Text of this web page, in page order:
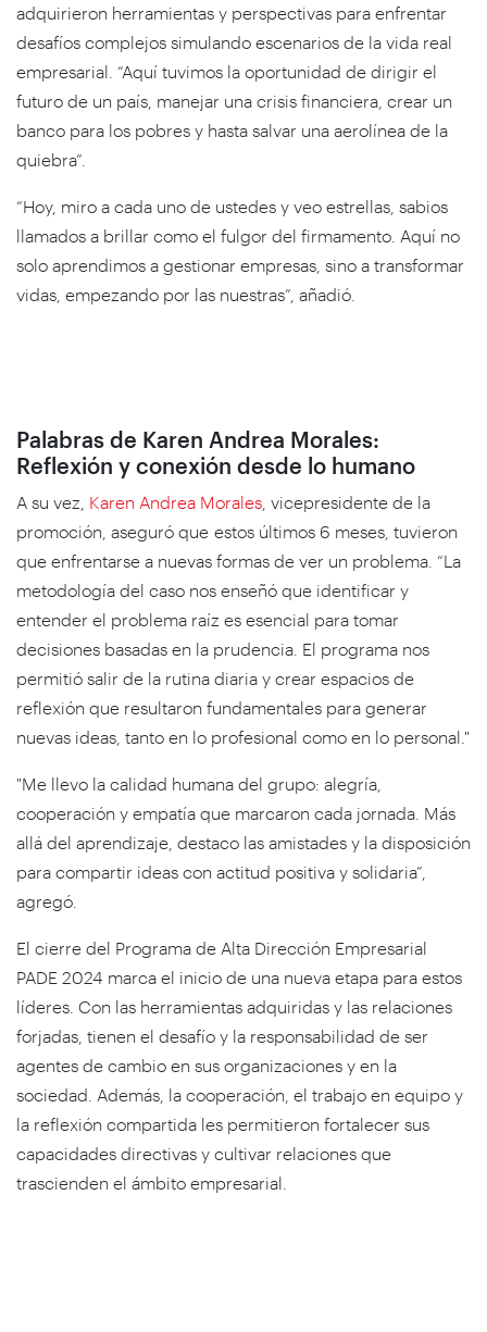
adquirieron herramientas y perspectivas para enfrentar
desafíos complejos simulando escenarios de la vida real
empresarial. “Aquí tuvimos la oportunidad de dirigir el
futuro de un país, manejar una crisis financiera, crear un
banco para los pobres y hasta salvar una aerolínea de la
quiebra”.
“Hoy, miro a cada uno de ustedes y veo estrellas, sabios
llamados a brillar como el fulgor del firmamento. Aquí no
solo aprendimos a gestionar empresas, sino a transformar
vidas, empezando por las nuestras”, añadió.
Palabras de Karen Andrea Morales:
Reflexión y conexión desde lo humano
A su vez, Karen Andrea Morales , vicepresidente de la
promoción, aseguró que estos últimos 6 meses, tuvieron
que enfrentarse a nuevas formas de ver un problema. “La
metodología del caso nos enseñó que identificar y
entender el problema raíz es esencial para tomar
decisiones basadas en la prudencia. El programa nos
permitió salir de la rutina diaria y crear espacios de
reflexión que resultaron fundamentales para generar
nuevas ideas, tanto en lo profesional como en lo personal."
"Me llevo la calidad humana del grupo: alegría,
cooperación y empatía que marcaron cada jornada. Más
allá del aprendizaje, destaco las amistades y la disposición
para compartir ideas con actitud positiva y solidaria”,
agregó.
El cierre del Programa de Alta Dirección Empresarial
PADE 2024 marca el inicio de una nueva etapa para estos
líderes. Con las herramientas adquiridas y las relaciones
forjadas, tienen el desafío y la responsabilidad de ser
agentes de cambio en sus organizaciones y en la
sociedad. Además, la cooperación, el trabajo en equipo y
la reflexión compartida les permitieron fortalecer sus
capacidades directivas y cultivar relaciones que
trascienden el ámbito empresarial.